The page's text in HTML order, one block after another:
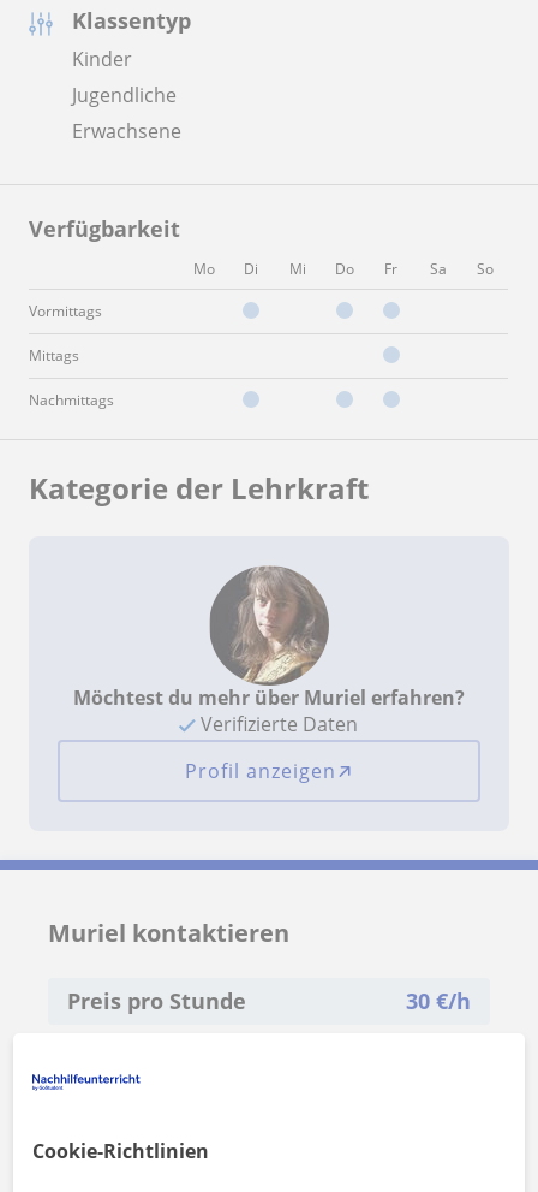
Klassentyp
Kinder
Jugendliche
Erwachsene
Verfügbarkeit
Mo Di Mi Do Fr Sa So
Vormittags
Mittags
Nachmittags
Kategorie der Lehrkraft
Möchtest du mehr über Muriel erfahren?
Verifizierte Daten
Profil anzeigen
Muriel kontaktieren
Preis pro Stunde 30€/h
Cookie-Richtlinien